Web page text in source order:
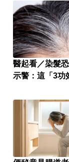
醫起看／染髮
示警：這「3功